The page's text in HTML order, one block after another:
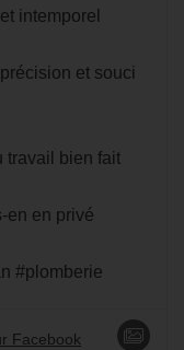
intemporel
et souci
travail bien fait
en en privé
#plomberie
Facebook